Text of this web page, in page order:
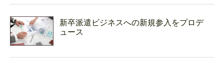
新卒派遣ビジネスへの新規参入をプロデ
ュース